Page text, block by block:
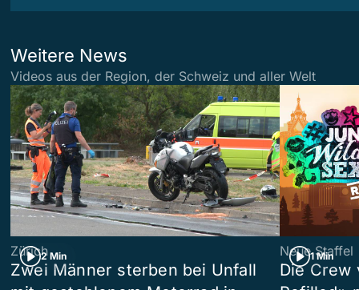
Weitere News
Videos aus der Region, der Schweiz und aller Welt
2 Min
Zürich
Zwei Männer sterben bei Unfall
1 Min
Neue Staffel
Die Crew